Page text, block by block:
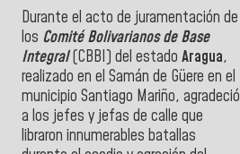
Durante el acto de juramentación de
los Comité Bolivarianos de Base
Integral(CBBI) del estado Aragua,
realizado en el Samán de Güere en el
municipio Santiago Mariño, agradeció
a los jefes y jefas de calle que
libraron innumerables batallas